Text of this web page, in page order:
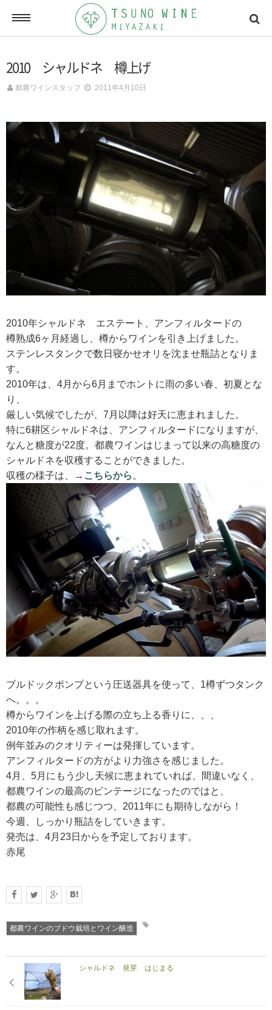
オンラインショッピング
NEWSLETTERS
メールマガジン
ACCESSMAP
アクセスマップ
求人情報
DATA
会社概要
2010 シャルドネ 樽上げ
都農ワインスタッフ 2011年4月10日
2010年シャルドネ エステート、アンフィルタードの
樽熟成6ヶ月経過し、樽からワインを引き上げました。
ステンレスタンクで数日寝かせオリを沈ませ瓶詰となりま
す。
2010年は、4月から6月までホントに雨の多い春、初夏とな
り、
厳しい気候でしたが、7月以降は好天に恵まれました。
特に6耕区シャルドネは、アンフィルタードになりますが、
なんと糖度が22度。都農ワインはじまって以来の高糖度の
シャルドネを収穫することができました。
収穫の様子は、→ こちらから 。
ブルドックポンプという圧送器具を使って、1樽ずつタンク
へ。。。
樽からワインを上げる際の立ち上る香りに、、、
2010年の作柄を感じ取れます。
例年並みのクオリティーは発揮しています。
アンフィルタードの方がより力強さを感じました。
4月、5月にもう少し天候に恵まれていれば、間違いなく、
都農ワインの最高のビンテージになったのではと、
都農の可能性も感じつつ、2011年にも期待しながら！
今週、しっかり瓶詰をしていきます。
発売は、4月23日からを予定しております。
赤尾
都農ワインのブドウ栽培とワイン醸造
シャルドネ 発芽 はじまる